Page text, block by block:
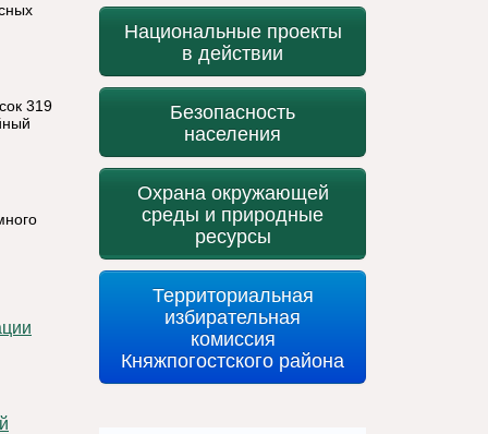
319
Национальные проекты
в действии
Безопасность
населения
Охрана окружающей
среды и природные
ресурсы
Территориальная
избирательная
комиссия
Княжпогостского района